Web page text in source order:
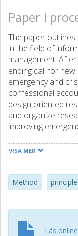
Paper i
The paper
in the field of
management.
ending call for
emergency and
confessional
design oriented
and organize
improving
VISA MER
Method
Läs